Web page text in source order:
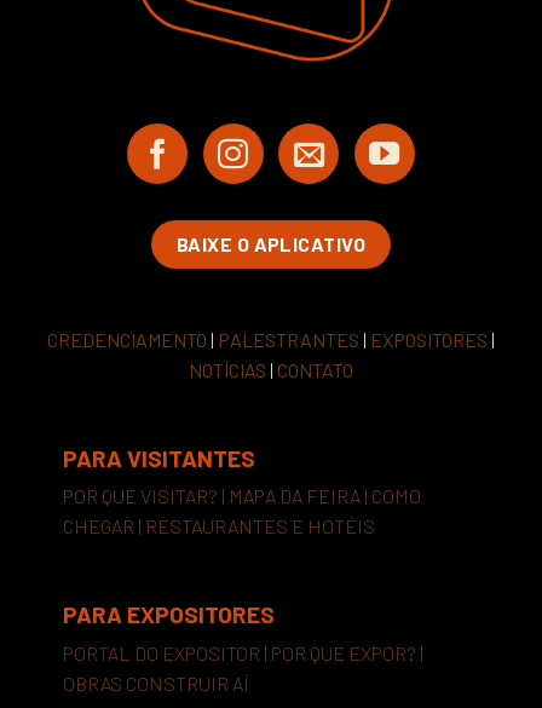
BAIXE O APLICATIVO
CREDENCIAMENTO | PALESTRANTES | EXPOSITORES |
NOTÍCIAS | CONTATO
PARA VISITANTES
POR QUE VISITAR? | MAPA DA FEIRA | COMO
CHEGAR | RESTAURANTES E HOTÉIS
PARA EXPOSITORES
PORTAL DO EXPOSITOR | POR QUE EXPOR? |
OBRAS CONSTRUIR AÍ